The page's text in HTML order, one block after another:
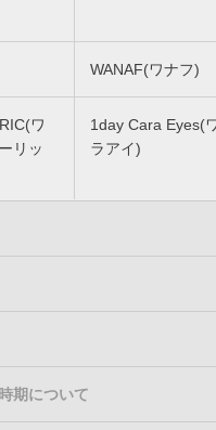
WANAF(ワナフ)
ワ
リッ
1day Cara Eyes(
ラアイ)
期について